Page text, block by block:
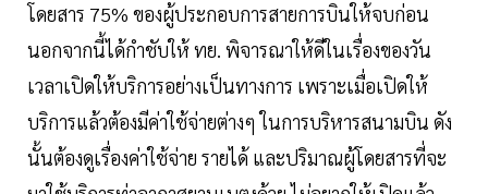
โดยสาร 75% ของผู้ประกอบการสายการบินให้จบก่อน
นอกจากนี้ได้กำชับให้ ทย. พิจารณาให้ดีในเรื่องของวัน
เวลาเปิดให้บริการอย่างเป็นทางการ เพราะเมื่อเปิดให้
บริการแล้วต้องมีค่าใช้จ่ายต่างๆ ในการบริหารสนามบิน ดัง
นั้นต้องดูเรื่องค่าใช้จ่าย รายได้ และปริมาณผู้โดยสารที่จะ